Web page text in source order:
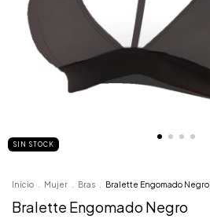
SIN STOCK
Inicio Mujer Bras Bralette Engomado Negro
Bralette Engomado Negro